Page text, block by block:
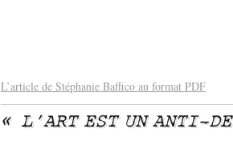
L’article de Stéphanie Baffico au format PDF
« L’ART EST UN ANTI-